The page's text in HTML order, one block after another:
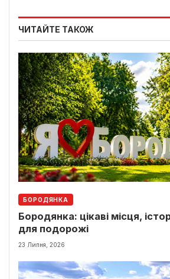
ЧИТАЙТЕ ТАКОЖ
БОРОДЯНКА
Бородянка: цікаві місця,
для подорожі
23 Липня, 2026